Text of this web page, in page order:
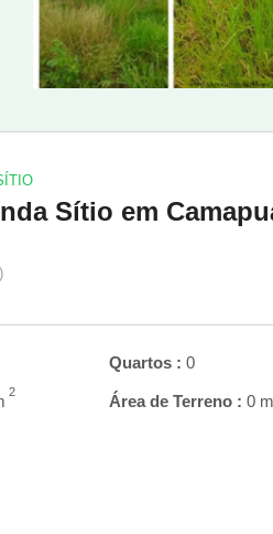
Sítio em
Quartos : 0
2 Área de Terreno : 0 m